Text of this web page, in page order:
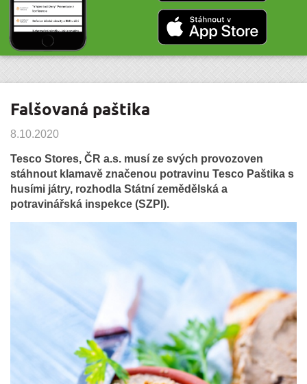
Falšovaná paštika
8.10.2020
Tesco Stores, ČR a.s. musí ze svých provozoven
stáhnout klamavě značenou potravinu Tesco Paštika s
husími játry, rozhodla Státní zemědělská a
potravinářská inspekce (SZPI).